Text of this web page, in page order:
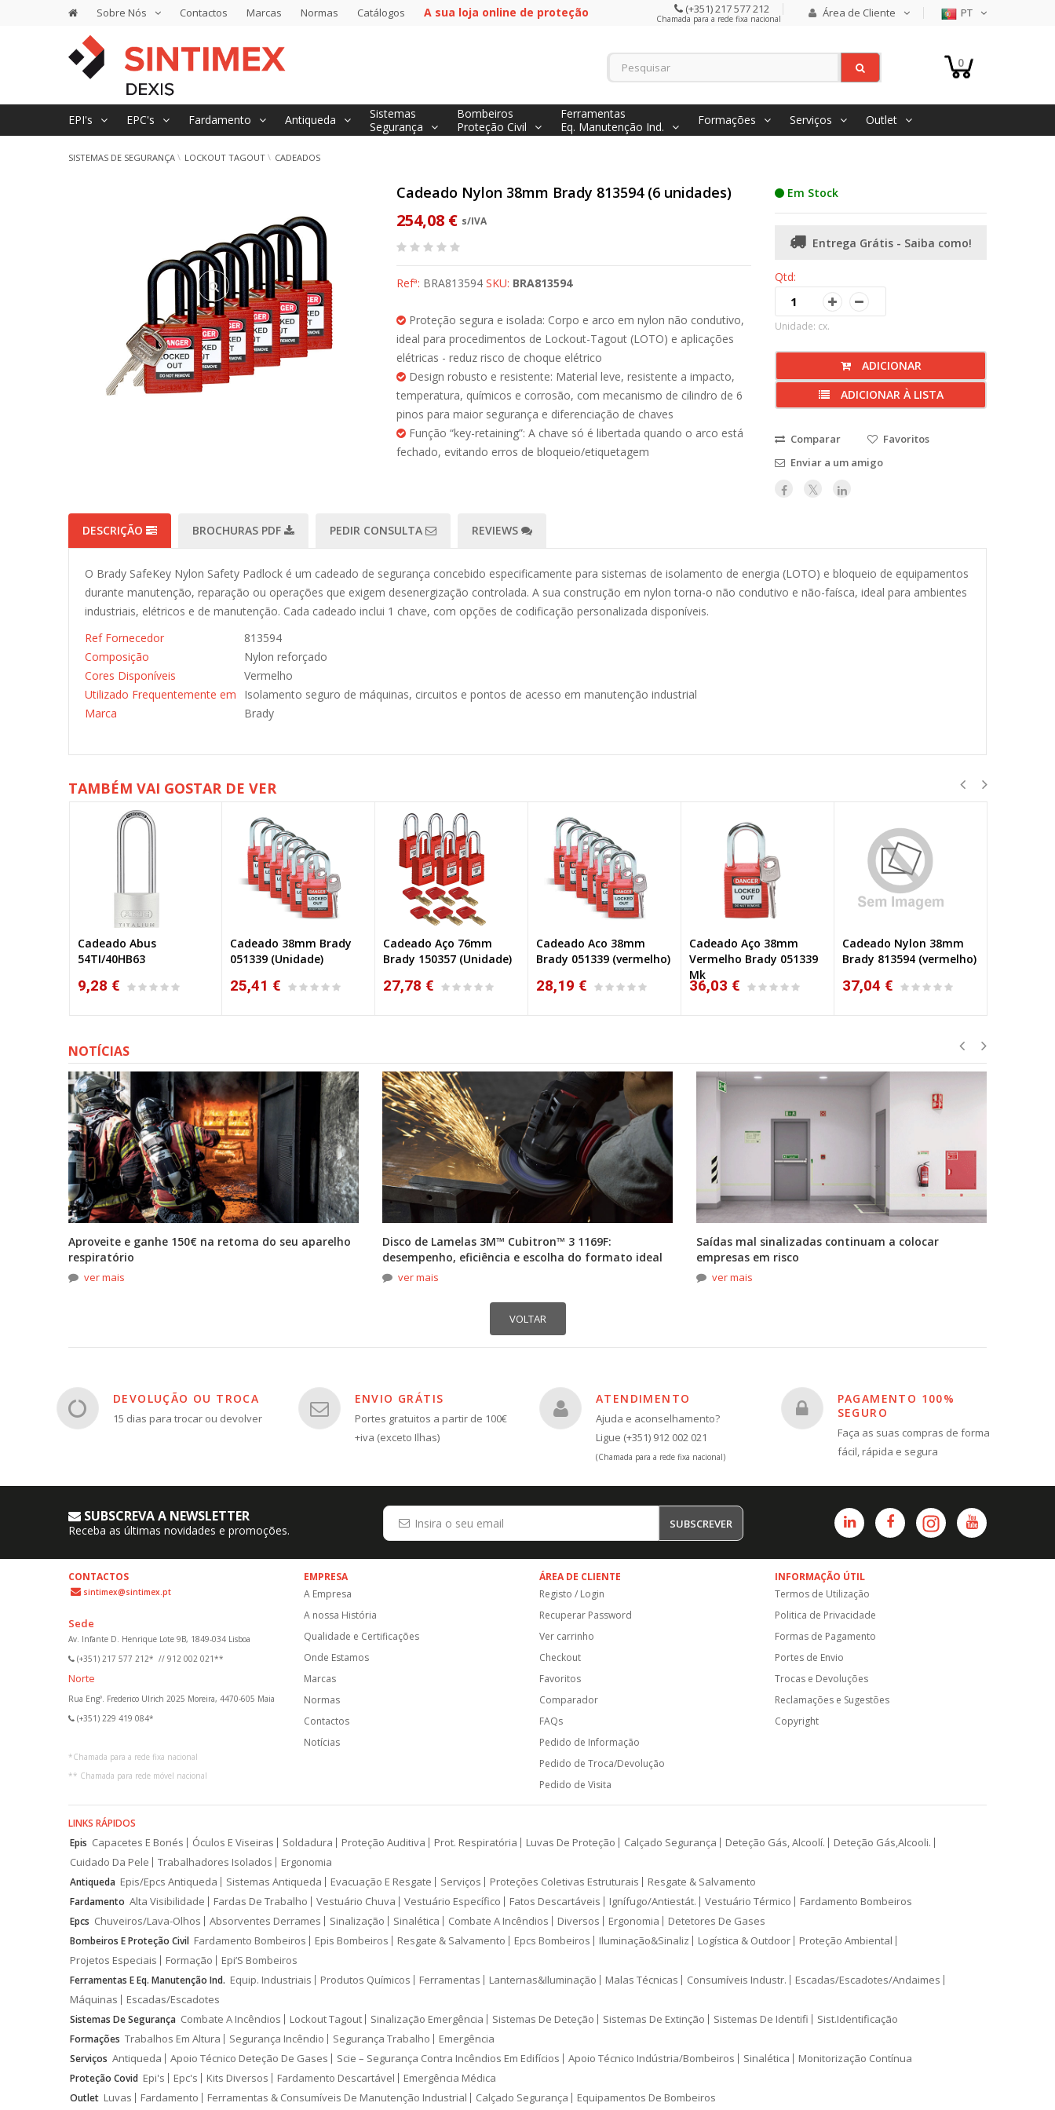
Sobre Nós Contactos Marcas Normas Catálogos A sua loja online de proteção (+351) 217 577 212
Chamada para a rede fixa nacional Área de Cliente PT
0
EPI's EPC's Fardamento Antiqueda
Sistemas
Segurança
Bombeiros
Proteção Civil
Ferramentas
Eq. Manutenção Ind.
Formações Serviços Outlet
SISTEMAS DE SEGURANÇA LOCKOUT TAGOUT CADEADOS
Cadeado Nylon 38mm Brady 813594 (6 unidades)
254,08 € s/IVA
Refª: BRA813594 SKU: BRA813594
Proteção segura e isolada: Corpo e arco em nylon não condutivo,
ideal para procedimentos de Lockout-Tagout (LOTO) e aplicações
elétricas - reduz risco de choque elétrico
Design robusto e resistente: Material leve, resistente a impacto,
temperatura, químicos e corrosão, com mecanismo de cilindro de 6
pinos para maior segurança e diferenciação de chaves
Função “key-retaining”: A chave só é libertada quando o arco está
fechado, evitando erros de bloqueio/etiquetagem
Em Stock
Entrega Grátis - Saiba como!
Qtd:
Unidade: cx.
ADICIONAR
ADICIONAR À LISTA
Comparar
Favoritos
Enviar a um amigo
DESCRIÇÃO BROCHURAS PDF PEDIR CONSULTA REVIEWS
O Brady SafeKey Nylon Safety Padlock é um cadeado de segurança concebido especificamente para sistemas de isolamento de energia (LOTO) e bloqueio de equipamentos
durante manutenção, reparação ou operações que exigem desenergização controlada. A sua construção em nylon torna-o não condutivo e não-faísca, ideal para ambientes
industriais, elétricos e de manutenção. Cada cadeado inclui 1 chave, com opções de codificação personalizada disponíveis.
Ref Fornecedor
813594
Composição
Nylon reforçado
Cores Disponíveis
Vermelho
Utilizado Frequentemente em
Isolamento seguro de máquinas, circuitos e pontos de acesso em manutenção industrial
Marca
Brady
TAMBÉM VAI GOSTAR DE VER
Cadeado 38mm Brady
051339 (Unidade)
25,41 €
Cadeado Aço 76mm
Brady 150357 (Unidade)
27,78 €
Cadeado Aco 38mm
Brady 051339 (vermelho)
28,19 €
Cadeado Aço 38mm
Vermelho Brady 051339
36,03 €
Cadeado Nylon 38mm
Brady 813594 (vermelho)
37,04 €
Cadeado Brady 75mm
834476 (Unidade)
37,94 €
NOTÍCIAS
Aproveite e ganhe 150€ na retoma do seu aparelho
respiratório
ver mais
Disco de Lamelas 3M™ Cubitron™ 3 1169F:
desempenho, eficiência e escolha do formato ideal
ver mais
Saídas mal sinalizadas continuam a colocar
empresas em risco
ver mais
DEVOLUÇÃO OU TROCA
15 dias para trocar ou devolver
ENVIO GRÁTIS
Portes gratuitos a partir de 100€
+iva (exceto Ilhas)
ATENDIMENTO
Ajuda e aconselhamento?
Ligue (+351) 912 002 021
(Chamada para a rede fixa nacional)
PAGAMENTO 100%
SEGURO
Faça as suas compras de forma
fácil, rápida e segura
SUBSCREVA A NEWSLETTER
Receba as últimas novidades e promoções. SUBSCREVER
CONTACTOS
sintimex@sintimex.pt
Sede
Av. Infante D. Henrique Lote 9B, 1849-034 Lisboa
(+351) 217 577 212* // 912 002 021**
Norte
Rua Engº. Frederico Ulrich 2025 Moreira, 4470-605 Maia
(+351) 229 419 084*
*Chamada para a rede fixa nacional
** Chamada para rede móvel nacional
EMPRESA
A Empresa
A nossa História
Qualidade e Certificações
Onde Estamos
Marcas
Normas
Contactos
Notícias
ÁREA DE CLIENTE
Registo / Login
Recuperar Password
Ver carrinho
Checkout
Favoritos
Comparador
FAQs
Pedido de Informação
Pedido de Troca/Devolução
Pedido de Visita
INFORMAÇÃO ÚTIL
Termos de Utilização
Politica de Privacidade
Formas de Pagamento
Portes de Envio
Trocas e Devoluções
Reclamações e Sugestões
Copyright
LINKS RÁPIDOS
Epis Capacetes E Bonés Óculos E Viseiras Soldadura Proteção Auditiva Prot. Respiratória Luvas De Proteção Calçado Segurança Deteção Gás, Alcoolí.
Deteção Gás,Alcooli.
Cuidado Da Pele
Trabalhadores Isolados Ergonomia
Antiqueda Epis/Epcs Antiqueda Sistemas Antiqueda Evacuação E Resgate Serviços Proteções Coletivas Estruturais Resgate & Salvamento
Fardamento Alta Visibilidade Fardas De Trabalho Vestuário Chuva Vestuário Específico Fatos Descartáveis Ignífugo/Antiestát. Vestuário Térmico Fardamento Bombeiros
Epcs Chuveiros/Lava-Olhos Absorventes Derrames Sinalização Sinalética Combate A Incêndios Diversos Ergonomia Detetores De Gases
Bombeiros E Proteção Civil Fardamento Bombeiros Epis Bombeiros Resgate & Salvamento Epcs Bombeiros Iluminação&Sinaliz Logística & Outdoor
Proteção Ambiental
Projetos Especiais
Formação Epi’S Bombeiros
Ferramentas E Eq. Manutenção Ind. Equip. Industriais Produtos Químicos Ferramentas Lanternas&Iluminação Malas Técnicas Consumíveis Industr.
Escadas/Escadotes/Andaimes
Máquinas
Escadas/Escadotes
Sistemas De Segurança Combate A Incêndios Lockout Tagout Sinalização Emergência Sistemas De Deteção Sistemas De Extinção Sistemas De Identifi Sist.Identificação
Formações Trabalhos Em Altura Segurança Incêndio Segurança Trabalho Emergência
Serviços Antiqueda Apoio Técnico Deteção De Gases Scie – Segurança Contra Incêndios Em Edifícios Apoio Técnico Indústria/Bombeiros Sinalética Monitorização Contínua
Proteção Covid Epi's Epc's Kits Diversos Fardamento Descartável Emergência Médica
Outlet Luvas Fardamento Ferramentas & Consumíveis De Manutenção Industrial Calçado Segurança Equipamentos De Bombeiros